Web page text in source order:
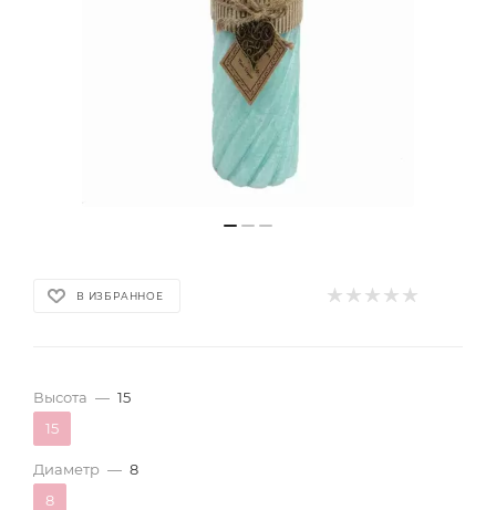
В ИЗБРАННОЕ
Высота — 15
15
Диаметр — 8
8